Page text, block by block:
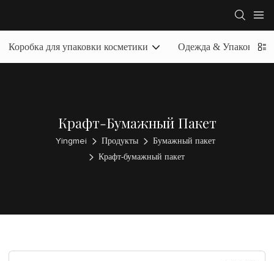
Коробка для упаковки косметики Одежда &
Крафт-Бумажный Пакет
Yingmei Продукты
Бумажный пакет
Крафт-бумажный пакет